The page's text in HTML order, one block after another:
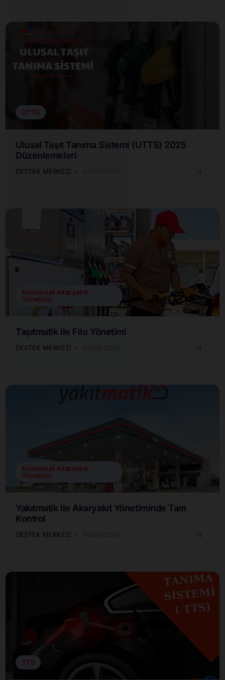
UTTS
Ulusal Taşıt Tanıma Sistemi (UTTS) 2025
Düzenlemeleri
DESTEK MERKEZI
Kurumsal Akaryakıt
Yönetimi
Taşıtmatik ile Filo Yönetimi
DESTEK MERKEZI
Kurumsal Akaryakıt
Yönetimi
Yakıtmatik ile Akaryakıt Yönetiminde Tam
Kontrol
DESTEK MERKEZI
TTS